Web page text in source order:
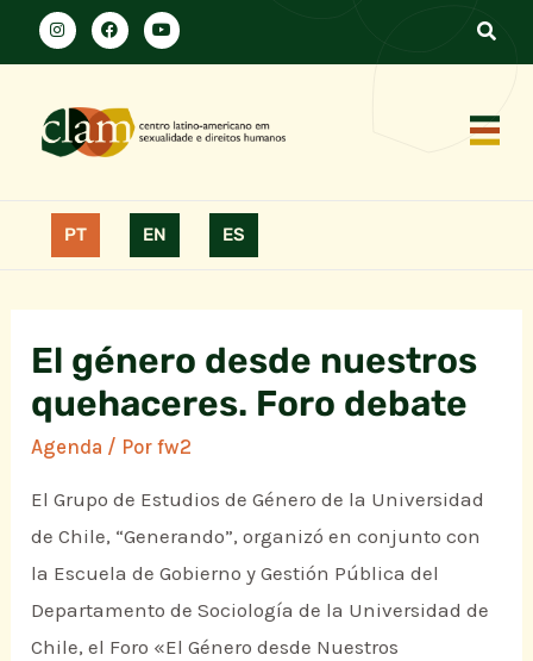
PT EN ES
El género desde nuestros
quehaceres. Foro debate
Agenda / Porfw2
El Grupo de Estudios de Género de la Universidad
de Chile, “Generando”, organizó en conjunto con
la Escuela de Gobierno y Gestión Pública del
Departamento de Sociología de la Universidad de
Chile, el Foro «El Género desde Nuestros